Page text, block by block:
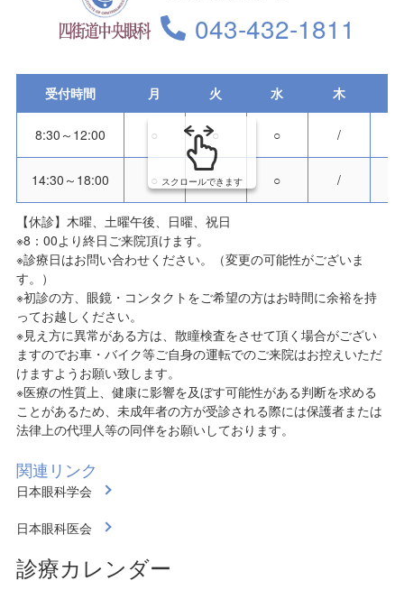
043-432-1811
受付時間 月 火 水 木
8:30～12:00 ○ ○ ○ /
14:30～18:00 ○ ○ ○ /
スクロールできます
【休診】木曜、土曜午後、日曜、祝日
※8：00より終日ご来院頂けます。
※診療日はお問い合わせください。（変更の可能性がございま
す。）
※初診の方、眼鏡・コンタクトをご希望の方はお時間に余裕を持
ってお越しください。
※見え方に異常がある方は、散瞳検査をさせて頂く場合がござい
ますのでお車・バイク等ご自身の運転でのご来院はお控えいただ
けますようお願い致します。
※医療の性質上、健康に影響を及ぼす可能性がある判断を求める
ことがあるため、未成年者の方が受診される際には保護者または
法律上の代理人等の同伴をお願いしております。
関連リンク
日本眼科学会
日本眼科医会
診療カレンダー